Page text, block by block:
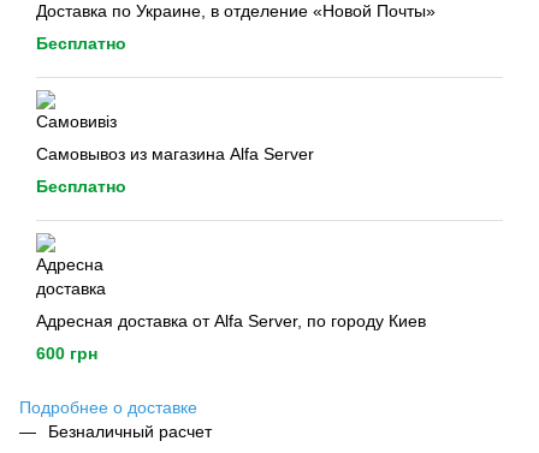
Доставка по Украине, в отделение «Новой Почты»
Бесплатно
Самовывоз из магазина Alfa Server
Бесплатно
Адресная доставка от Alfa Server, по городу Киев
600 грн
Подробнее о доставке
Безналичный расчет